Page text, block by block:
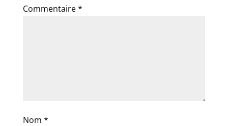
Commentaire*
Nom *